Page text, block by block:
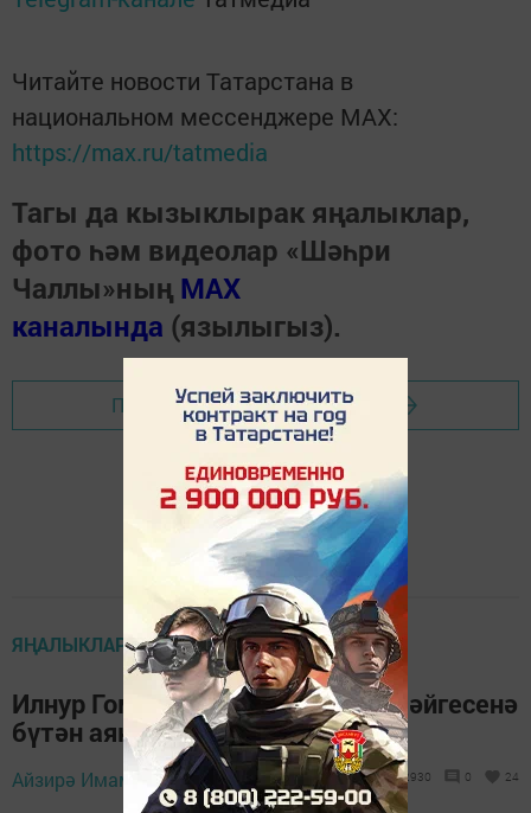
Читайте новости Татарстана в
национальном мессенджере MАХ:
https://max.ru/tatmedia
Тагы да кызыклырак яңалыклар,
фото һәм видеолар «Шәһри
Чаллы»ның MAX
каналында (язылыгыз).
Перейти на страницу новости
ЯҢАЛЫКЛАР ТАСМАСЫ
Илнур Гомәров: «Татар малае» бәйгесенә
бүтән аяк та атламыйбыз»
Айзирә Имамова, 19 апрель 2024 -
10:55
2930 0 24